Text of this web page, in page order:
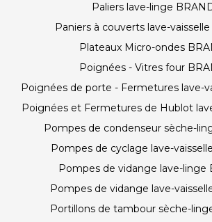
Paliers lave-linge
Paniers à couverts lave-
Plateaux Micro-ondes
Poignées - Vitres four
Poignées de porte - Fermetures lave-
Poignées et Fermetures de Hublot
Pompes de condenseur sèche-
Pompes de cyclage lave-
Pompes de vidange lave-linge
Pompes de vidange lave-
Portillons de tambour sèche-